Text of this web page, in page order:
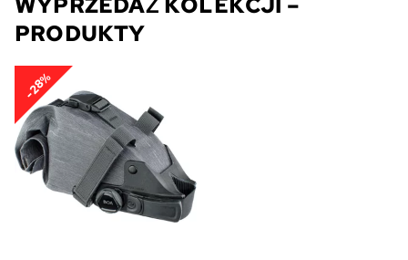
PRODUKTY
-28%